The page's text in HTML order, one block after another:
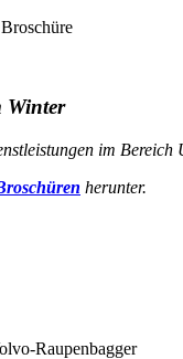
Winter
im
herunter.
Raupenbagger